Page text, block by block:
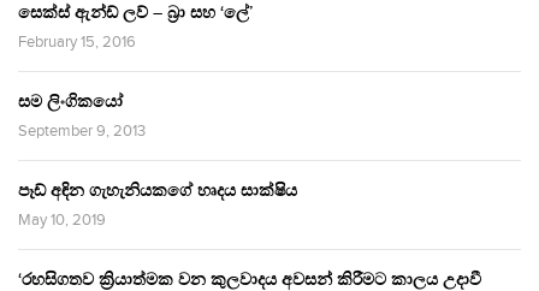
සෙක්ස් ඇන්ඩ් ලව් – බ්‍රා සහ ‘ලේ’
February 15, 2016
සම ලිංගිකයෝ
September 9, 2013
පෑඩ් අඳින ගැහැනියකගේ හෘදය සාක්ෂිය
May 10, 2019
‘රහසිගතව ක්‍රියාත්මක වන කුලවාදය අවසන් කිරීමට කාලය උදාවී